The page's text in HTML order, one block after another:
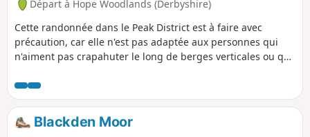
Départ à Hope Woodlands (Derbyshire)
Cette randonnée dans le Peak District est à faire avec
précaution, car elle n'est pas adaptée aux personnes qui
n'aiment pas crapahuter le long de berges verticales ou qui
doute plus facile de faire cette randonnée en remontant
Blackden Brook plutôt qu'en le descendant, et elle est plus
facile par temps sec. Vous serez récompensé par des vues
magnifiques !
Blackden Moor